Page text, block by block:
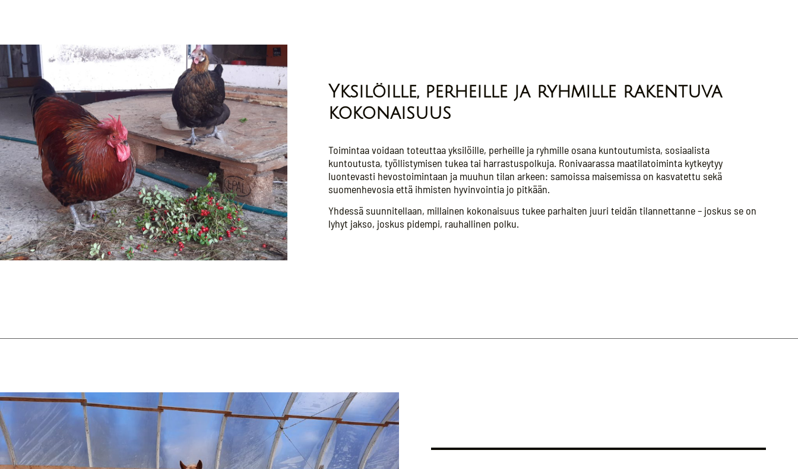
Yksilöille, perheille ja ryhmille rakentuva
kokonaisuus
Toimintaa voidaan toteuttaa yksilöille, perheille ja ryhmille osana kuntoutumista, sosiaalista
kuntoutusta, työllistymisen tukea tai harrastuspolkuja. Ronivaarassa maatilatoiminta kytkeytyy
luontevasti hevostoimintaan ja muuhun tilan arkeen: samoissa maisemissa on kasvatettu sekä
suomenhevosia että ihmisten hyvinvointia jo pitkään.
Yhdessä suunnitellaan, millainen kokonaisuus tukee parhaiten juuri teidän tilannettanne – joskus se on
lyhyt jakso, joskus pidempi, rauhallinen polku.